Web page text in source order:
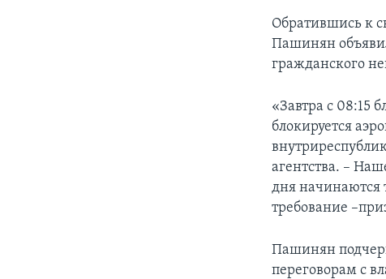
Обратившись к
Пашинян
гражданского
«Завтра с 08:15
блокируется
агентства. –
дня начинаются
требование
Пашинян
переговорам с